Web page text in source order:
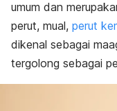
umum dan
perut, mual, perut
dikenal sebagai
tergolong sebagai